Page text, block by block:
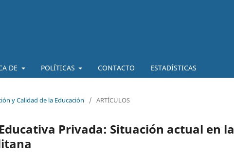
DE POLÍTICAS CONTACTO ESTADÍSTICAS
y Calidad de la Educación / ARTÍCULOS
Privada: Situación actual en la